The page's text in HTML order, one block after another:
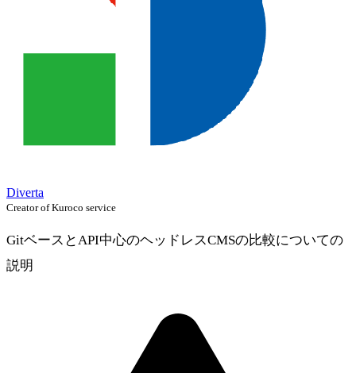
Diverta
Creator of Kuroco service
GitベースとAPI中心のヘッドレスCMSの比較についての
説明